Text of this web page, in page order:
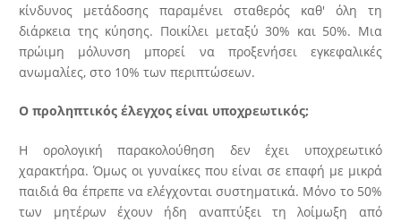
κίνδυνος μετάδοσης παραμένει σταθερός καθ' όλη τη
διάρκεια της κύησης. Ποικίλει μεταξύ 30% και 50%. Μια
πρώιμη μόλυνση μπορεί να προξενήσει εγκεφαλικές
ανωμαλίες, στο 10% των περιπτώσεων.
Ο προληπτικός έλεγχος είναι υποχρεωτικός;
Η ορολογική παρακολούθηση δεν έχει υποχρεωτικό
χαρακτήρα. Όμως οι γυναίκες που είναι σε επαφή με μικρά
παιδιά θα έπρεπε να ελέγχονται συστηματικά. Μόνο το 50%
των μητέρων έχουν ήδη αναπτύξει τη λοίμωξη από